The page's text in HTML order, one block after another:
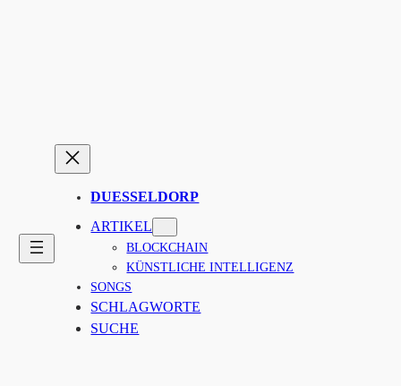
DUESSELDORP
ARTIKEL
BLOCKCHAIN
KÜNSTLICHE INTELLIGENZ
SONGS
SCHLAGWORTE
SUCHE